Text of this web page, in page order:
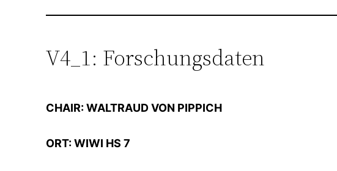
V4_1: Forschungsdaten
CHAIR: WALTRAUD VON PIPPICH
ORT: WIWI HS 7